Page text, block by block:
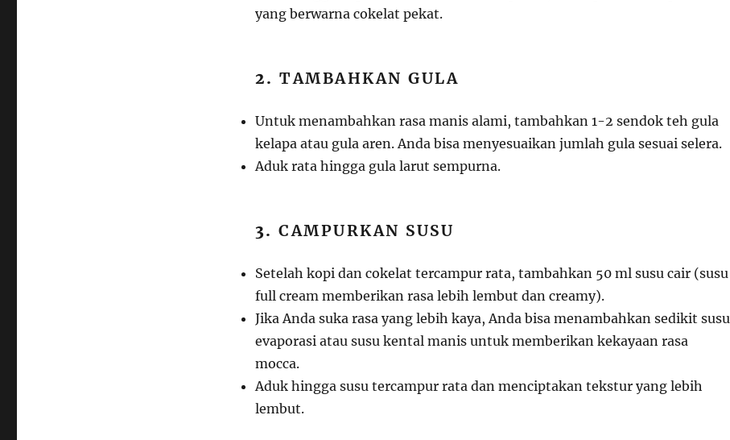
yang berwarna cokelat pekat.
2.TAMBAHKAN GULA
Untuk menambahkan rasa manis alami, tambahkan 1-2 sendok teh gula
kelapa atau gula aren. Anda bisa menyesuaikan jumlah gula sesuai selera.
Aduk rata hingga gula larut sempurna.
3.CAMPURKAN SUSU
Setelah kopi dan cokelat tercampur rata, tambahkan 50 ml susu cair (susu
full cream memberikan rasa lebih lembut dan creamy).
Jika Anda suka rasa yang lebih kaya, Anda bisa menambahkan sedikit susu
evaporasi atau susu kental manis untuk memberikan kekayaan rasa
mocca.
Aduk hingga susu tercampur rata dan menciptakan tekstur yang lebih
lembut.